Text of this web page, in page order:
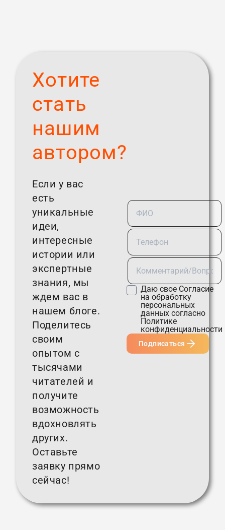
Хотите
стать
нашим
автором?
Если у вас
есть
уникальные
идеи,
интересные
истории или
экспертные
знания, мы
ждем вас в
нашем блоге.
Поделитесь
своим
опытом с
тысячами
читателей и
получите
возможность
вдохновлять
других.
Оставьте
заявку прямо
сейчас!
Даю свое Согласие
на обработку
персональных
данных согласно
Политике
конфиденциальности
Подписаться